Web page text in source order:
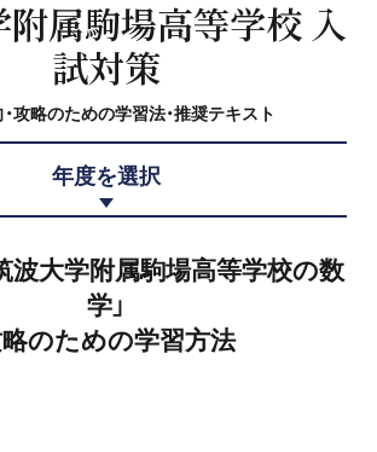
は
英検®対策
附属駒場高等学校 入
試対策
攻略のための学習法・推奨テキスト
年度を選択
波大学附属駒場高等学校の数
学」
のための学習方法